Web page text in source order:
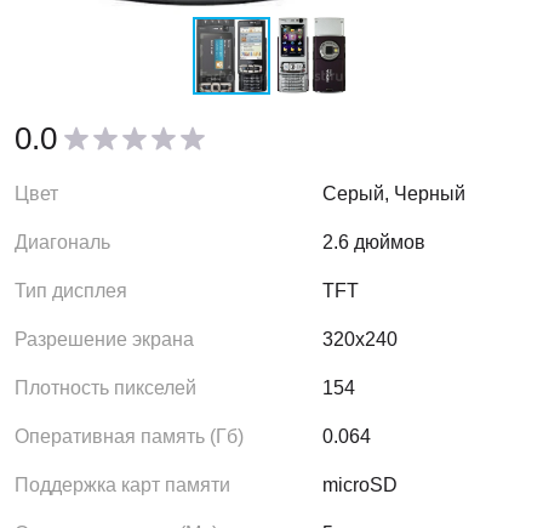
0.0
Цвет Серый, Черный
Диагональ 2.6 дюймов
Тип дисплея TFT
Разрешение экрана 320x240
Плотность пикселей 154
Оперативная память (Гб) 0.064
Поддержка карт памяти microSD